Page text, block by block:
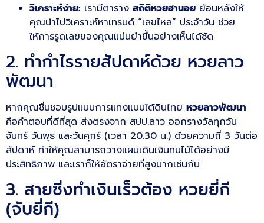
วิเคราะห์ง่าย: เรามีตาราง สถิติหวยฮานอย ย้อนหลังให้
คุณนำไปวิเคราะห์หาเทรนด์ “เลขไหล” ประจำวัน ช่วย
ให้การรูดเลขของคุณแม่นยำขึ้นอย่างเห็นได้ชัด
2. ทำกำไรรายสัปดาห์ด้วย หวยลาว
พัฒนา
หากคุณชื่นชอบรูปแบบการแทงแบบใต้ดินไทย หวยลาวพัฒนา
คือคำตอบที่ดีที่สุด ส่งตรงจาก สปป.ลาว ออกรางวัลทุกวัน
จันทร์ วันพุธ และวันศุกร์ (เวลา 20.30 น.) ด้วยความถี่ 3 วันต่อ
สัปดาห์ ทำให้คุณสามารถวางแผนเดินเงินทบไม้ได้อย่างมี
ประสิทธิภาพ และเราก็ให้อัตราจ่ายที่สูงมากเช่นกัน
3. สายซิ่งทำเงินเร็วต้อง หวยยี่กี
(จับยี่กี)